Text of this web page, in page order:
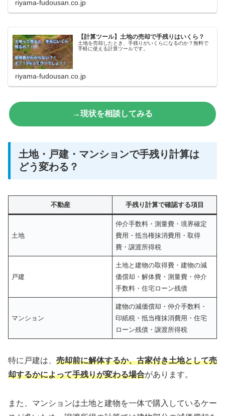
riyama-fudousan.co.jp
【計算ツール】土地の売却で手残りはいくら？
土地を売却したとき、手残りがいくらになるのか？無料で
手軽に使える計算ツールです。
riyama-fudousan.co.jp
→現状を相談してみる
土地・戸建・マンションで手残り計算は
どう変わる？
不動産 手残り計算で確認する項目
土地
仲介手数料・測量費・境界確定
費用・抵当権抹消費用・取得
費・譲渡所得税
戸建
土地と建物の取得費・建物の減
価償却・解体費・測量費・仲介
手数料・住宅ローン残債
マンション
建物の減価償却・仲介手数料・
印紙税・抵当権抹消費用・住宅
ローン残債・譲渡所得税
特に戸建は、 売却前に解体するか、古家付き土地として売
却するかによって手残りが変わる場合があります。
また、マンションは土地と建物を一体で購入しているケー